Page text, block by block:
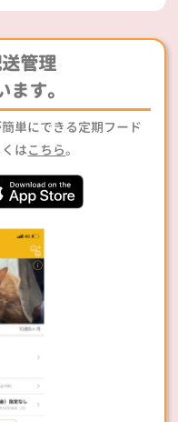
管理
す。
単にできる定期フード
はこちら。